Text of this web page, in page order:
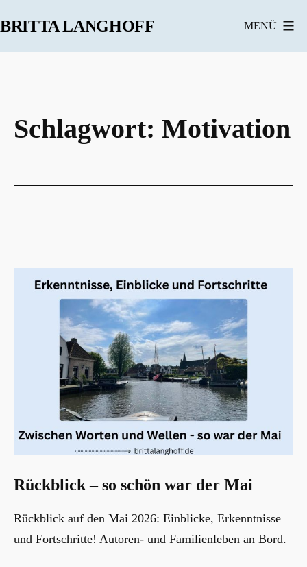
Inhalt
BRITTA LANGHOFF MENÜ
Schlagwort: Motivation
Rückblick – so schön war der Mai
Rückblick auf den Mai 2026: Einblicke, Erkenntnisse
und Fortschritte! Autoren- und Familienleben an Bord.